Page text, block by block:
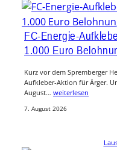
FC-Energie-
1.000 Euro
Kurz vor dem Spremberger
Aufkleber-Aktion für Ärger.
August… weiterlesen
7. August 2026